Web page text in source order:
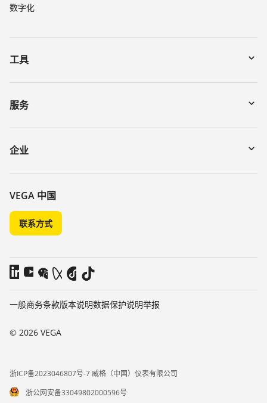
数字化
工具
下载
通过序列号搜索仪表
DTM Collection/PACTware
服务
寄回仪表
讲座
化学稳定性列表
介电常数列表
TeamViewer
企业
关于 VEGA
联系我们
新闻
媒体
博客
VEGA 中国
联系方式
© 2026 VEGA
一般商务条款版本说明数据保护说明举报
浙ICP备2023046807号-7 威格（中国）仪表有限公司
浙公网安备33049802000596号